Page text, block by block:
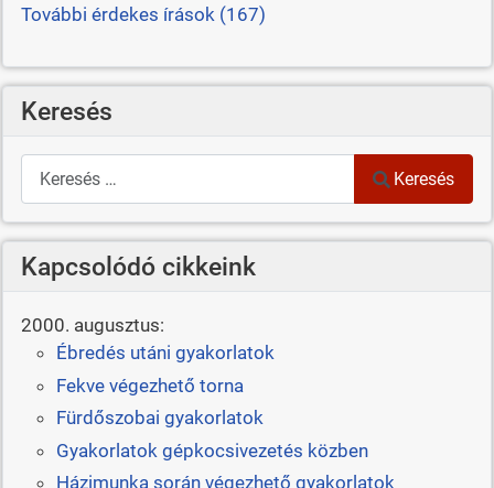
További érdekes írások (167)
Keresés
Keresés
Keresés
Kapcsolódó cikkeink
2000. augusztus:
Ébredés utáni gyakorlatok
Fekve végezhető torna
Fürdőszobai gyakorlatok
Gyakorlatok gépkocsivezetés közben
Házimunka során végezhető gyakorlatok